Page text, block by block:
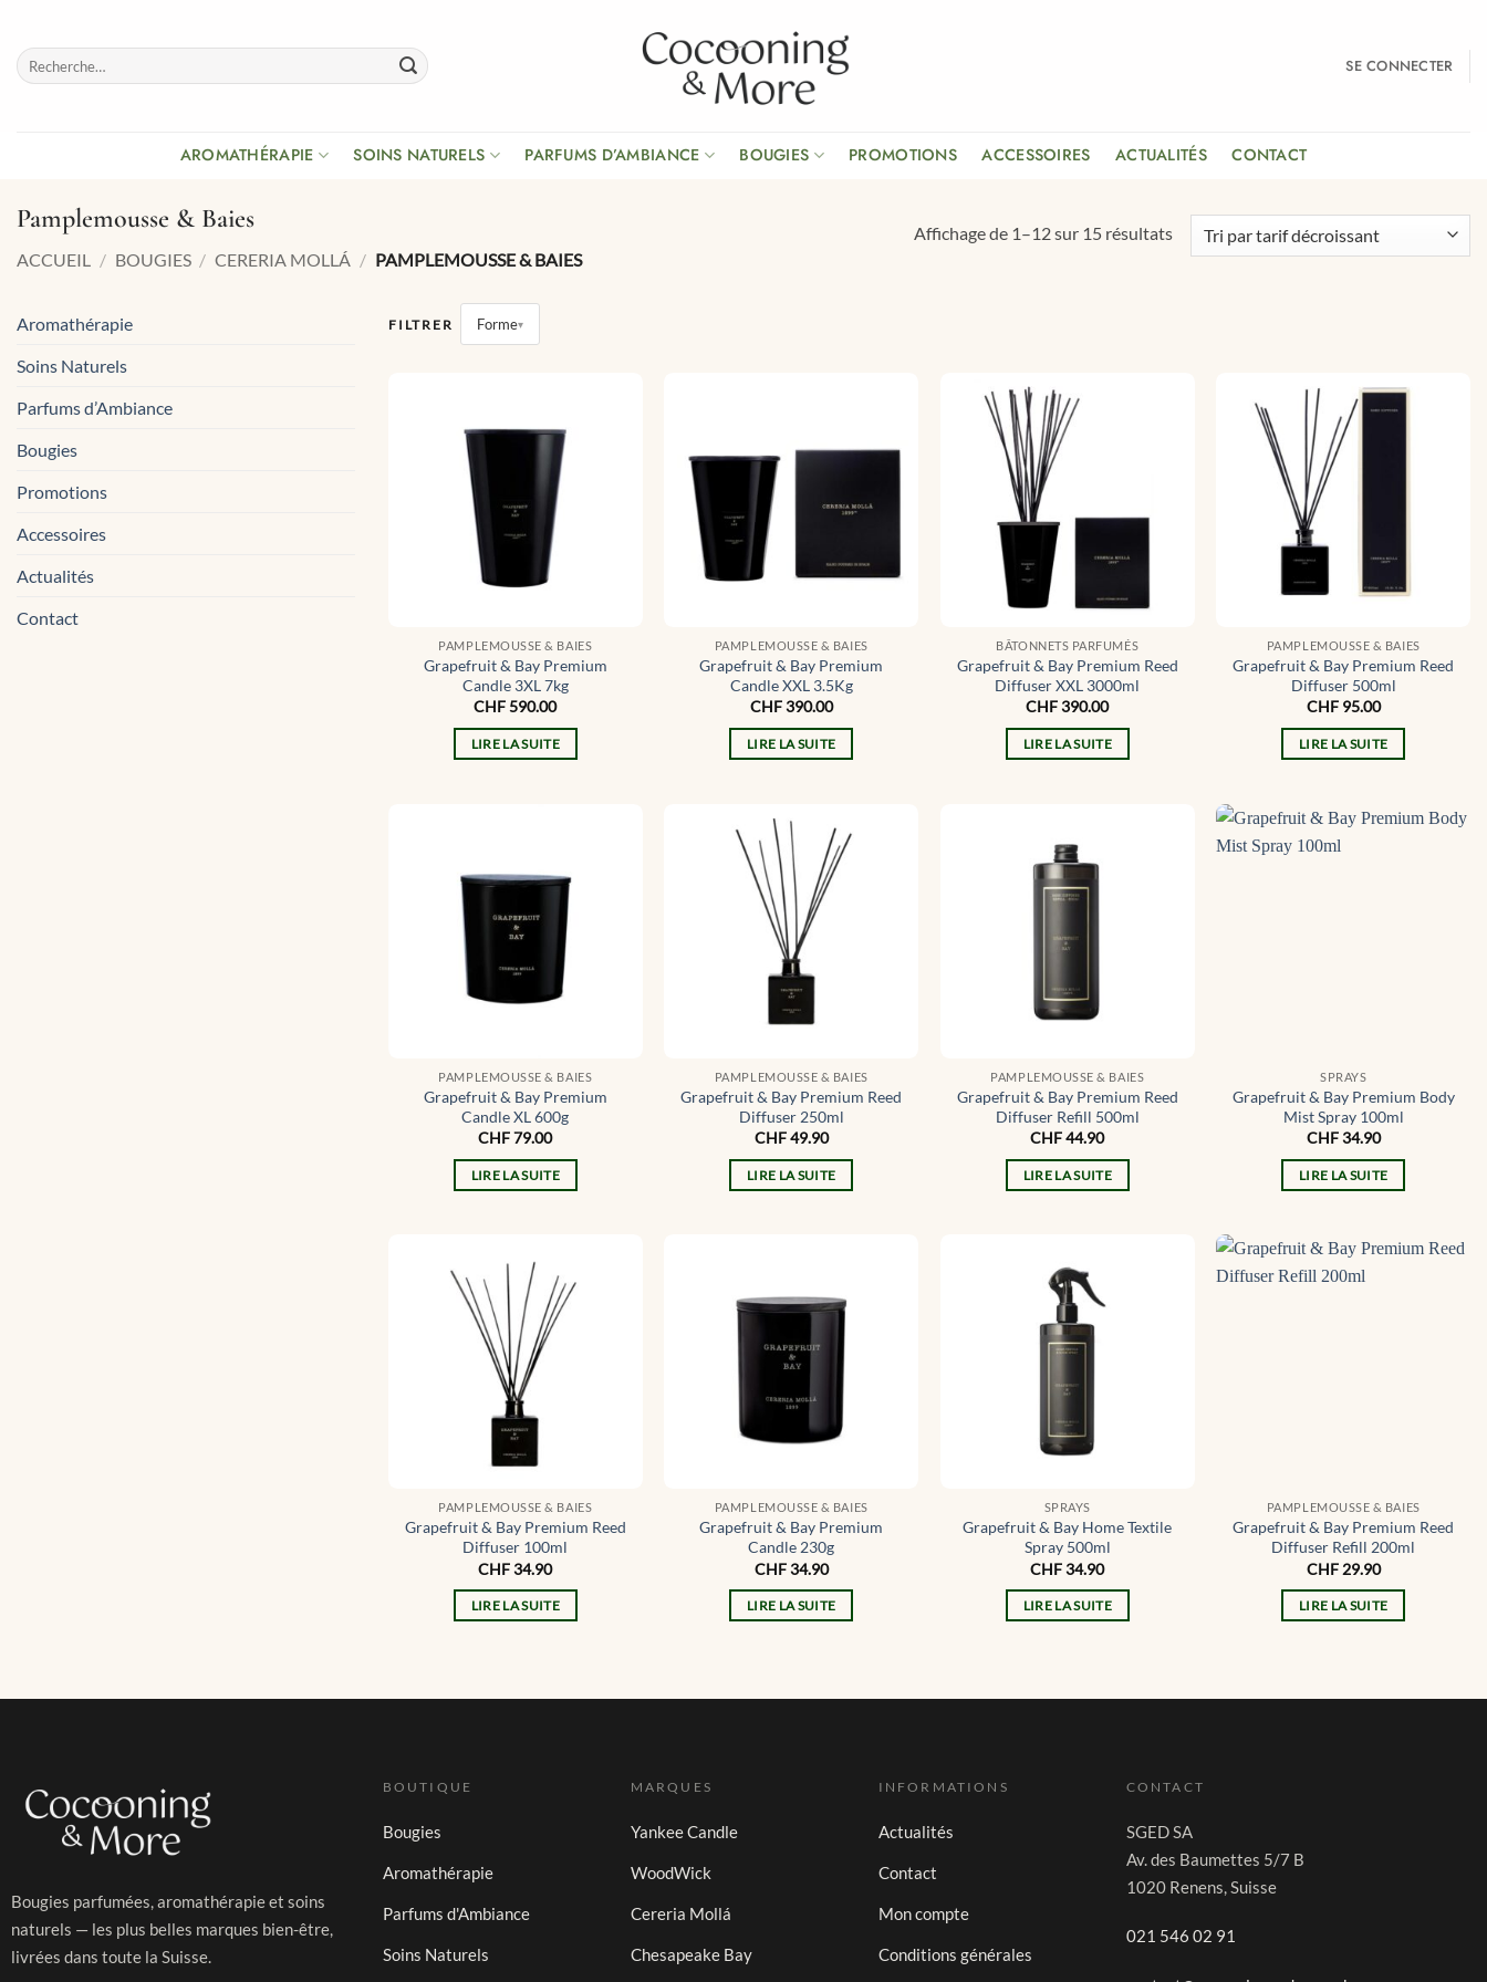
contenu
Recherche
pour :
SE CONNECTER
AROMATHÉRAPIE SOINS NATURELS PARFUMS D’AMBIANCE BOUGIES PROMOTIONS ACCESSOIRES ACTUALITÉS CONTACT
Pamplemousse & Baies
ACCUEIL / BOUGIES / CERERIA MOLLÁ / PAMPLEMOUSSE & BAIES
Affichage de 1–12 sur 15 résultatsTrié
par
Aromathérapie
Soins Naturels
Parfums d’Ambiance
Bougies
Promotions
Accessoires
Actualités
Contact
FILTRER Forme
PAMPLEMOUSSE & BAIES
Grapefruit & Bay Premium
Candle 3XL 7kg
CHF590.00
LIRE LA SUITE
PAMPLEMOUSSE & BAIES
Grapefruit & Bay Premium
Candle XXL 3.5Kg
CHF390.00
LIRE LA SUITE
BÂTONNETS PARFUMÉS
Grapefruit & Bay Premium Reed
Diffuser XXL 3000ml
CHF390.00
LIRE LA SUITE
PAMPLEMOUSSE & BAIES
Grapefruit & Bay Premium Reed
Diffuser 500ml
CHF95.00
LIRE LA SUITE
PAMPLEMOUSSE & BAIES
Grapefruit & Bay Premium
Candle XL 600g
CHF79.00
LIRE LA SUITE
PAMPLEMOUSSE & BAIES
Grapefruit & Bay Premium Reed
Diffuser 250ml
CHF49.90
LIRE LA SUITE
PAMPLEMOUSSE & BAIES
Grapefruit & Bay Premium Reed
Diffuser Refill 500ml
CHF44.90
LIRE LA SUITE
SPRAYS
Grapefruit & Bay Premium Body
Mist Spray 100ml
CHF34.90
LIRE LA SUITE
PAMPLEMOUSSE & BAIES
Grapefruit & Bay Premium Reed
Diffuser 100ml
CHF34.90
LIRE LA SUITE
PAMPLEMOUSSE & BAIES
Grapefruit & Bay Premium
Candle 230g
CHF34.90
LIRE LA SUITE
SPRAYS
Grapefruit & Bay Home Textile
Spray 500ml
CHF34.90
LIRE LA SUITE
PAMPLEMOUSSE & BAIES
Grapefruit & Bay Premium Reed
Diffuser Refill 200ml
CHF29.90
LIRE LA SUITE
Bougies parfumées, aromathérapie et soins
naturels — les plus belles marques bien-être,
livrées dans toute la Suisse.
BOUTIQUE
Bougies
Aromathérapie
Parfums d'Ambiance
Soins Naturels
MARQUES
Yankee Candle
WoodWick
Cereria Mollá
Chesapeake Bay
INFORMATIONS
Actualités
Contact
Mon compte
Conditions générales
CONTACT
SGED SA
Av. des Baumettes 5/7 B
1020 Renens, Suisse
021 546 02 91